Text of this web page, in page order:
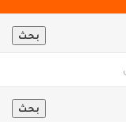
بحث
بحث